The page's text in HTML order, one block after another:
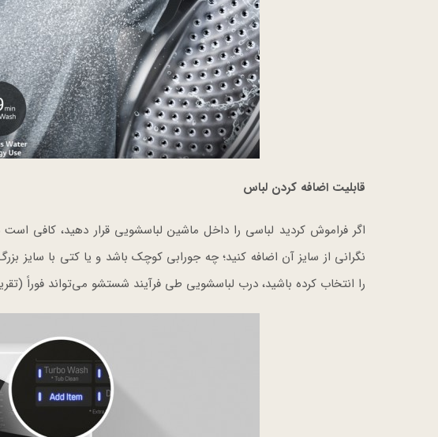
قابلیت اضافه کردن لباس
نگرانی از سایز آن اضافه کنید؛ چه جورابی کوچک باشد و یا کتی با سایز
را انتخاب کرده باشید، درب لباسشویی طی فرآیند شستشو می‌تواند فوراً (تقریباً ظرف مدت ۳